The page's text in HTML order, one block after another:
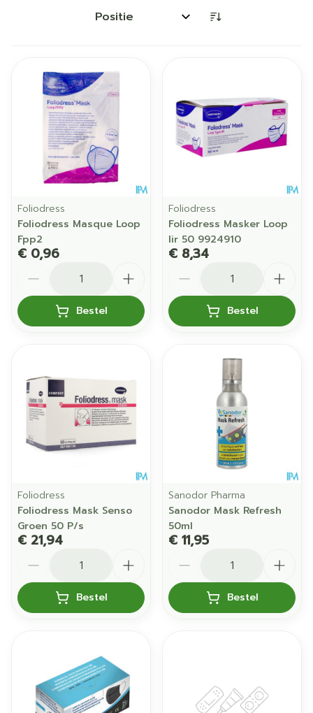
Sorteer op:
Foliodress
Foliodress Masque Loop
Fpp2
€ 0,96
Bestel
Foliodress
Foliodress Masker Loop
Iir 50 9924910
€ 8,34
Bestel
Foliodress
Foliodress Mask Senso
Groen 50 P/s
€ 21,94
Bestel
Sanodor Pharma
Sanodor Mask Refresh
50ml
€ 11,95
Bestel